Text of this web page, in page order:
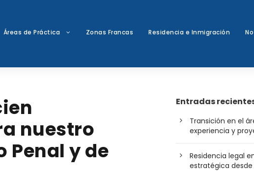
Áreas de Práctica Zonas Francas Residencia e Inmigración
nuestro
Penal y de
Entradas
Transición en el
experiencia y
Residencia legal
estratégica